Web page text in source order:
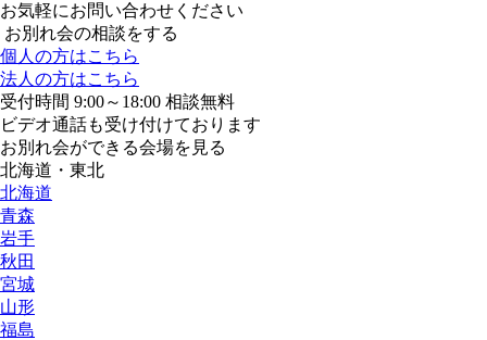
お気軽にお問い合わせください
お別れ会の相談をする
個人の方はこちら
法人の方はこちら
受付時間 9:00～18:00 相談無料
ビデオ通話も受け付けております
お別れ会ができる会場を見る
北海道・東北
北海道
青森
岩手
秋田
宮城
山形
福島